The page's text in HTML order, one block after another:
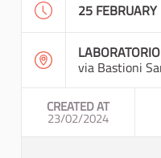
25
via Bastioni
CREATED AT
23/02/2024